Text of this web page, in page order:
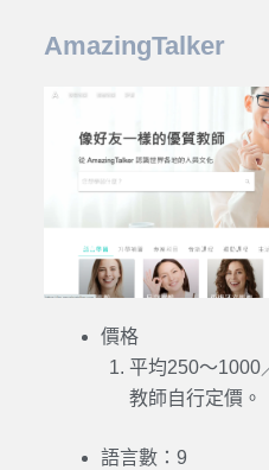
AmazingTalker
價格
平均250～1000
教師自行定價。
語言數： 9